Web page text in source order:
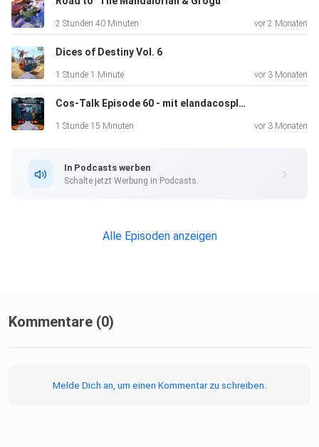
2 Stunden 40 Minuten vor 2 Monaten
Dices of Destiny Vol. 6
1 Stunde 1 Minute vor 3 Monaten
Cos-Talk Episode 60 - mit elandacosplay & shadow.props
1 Stunde 15 Minuten vor 3 Monaten
In Podcasts werben
Schalte jetzt Werbung in Podcasts.
Alle Episoden anzeigen
Kommentare (0)
Melde Dich an, um einen Kommentar zu schreiben.